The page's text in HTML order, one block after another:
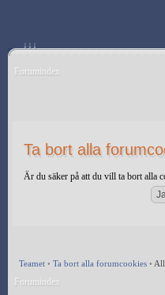
↓↓↓
Forumindex
Ta bort alla
Är du säker på att du vill ta bort alla
Teamet • Ta bort alla forumcookies •
Forumindex